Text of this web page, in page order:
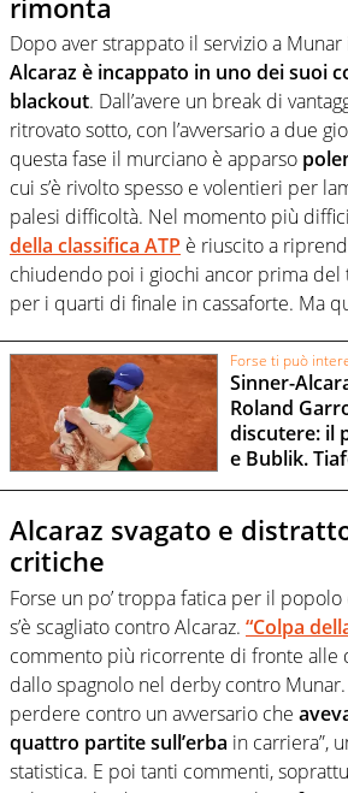
Dopo aver strappato il servizio a
Alcaraz è incappato in uno dei suoi
blackout. Dall’avere un break di
ritrovato sotto, con l’avversario a due
questa fase il murciano è apparso
cui s’è rivolto spesso e volentieri per
palesi difficoltà. Nel momento più
della classifica ATP è riuscito a
chiudendo poi i giochi ancor prima del
per i quarti di finale in cassaforte. Ma
Forse ti può
Sinner-
Roland
discutere: il
e Bublik.
Alcaraz svagato e
critiche
Forse un po’ troppa fatica per il
s’è scagliato contro Alcaraz. “Colpa
commento più ricorrente di fronte alle
dallo spagnolo nel derby contro
perdere contro un avversario che
quattro partite sull’erba in carriera”,
statistica. E poi tanti commenti,